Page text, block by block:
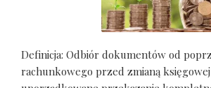
Definicja: Odbiór dokumentów od
rachunkowego przed zmianą